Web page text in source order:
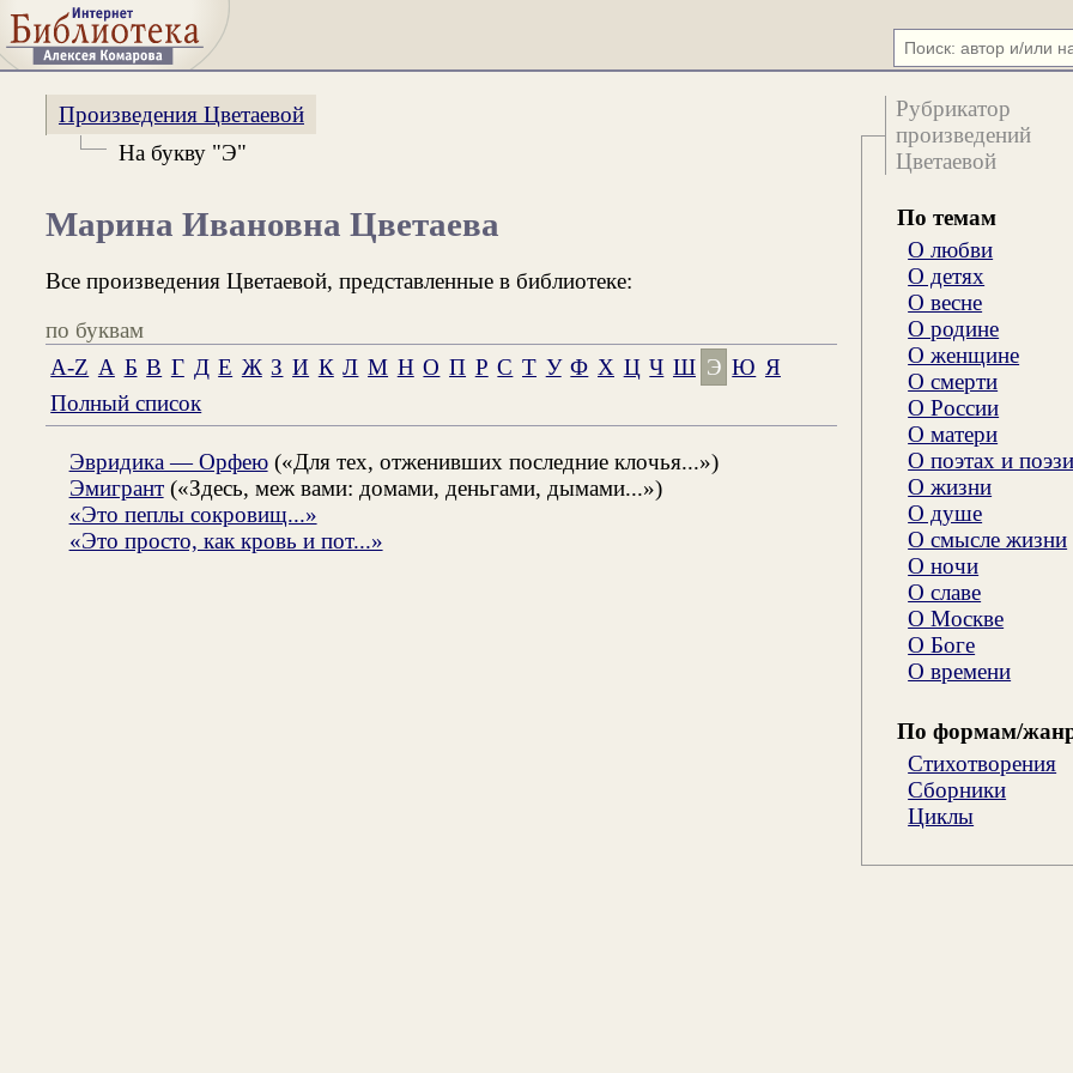
Рубрикатор
произведений
Цветаевой
По темам
О любви
О детях
О весне
О родине
О женщине
О смерти
О России
О матери
О поэтах и
О жизни
О душе
О смысле жизни
О ночи
О славе
О Москве
О Боге
О времени
По формам/
Стихотворения
Сборники
Циклы
Произведения Цветаевой
На букву "Э"
Марина Ивановна Цветаева
Все произведения Цветаевой, представленные в библиотеке:
по буквам
A-Z А Б В Г Д Е Ж З И К Л М Н О П Р С Т У Ф Х Ц Ч Ш Э Ю Я
Полный список
Эвридика — Орфею(«Для тех, отженивших последние клочья...»)
Эмигрант(«Здесь, меж вами: домами, деньгами, дымами...»)
«Это пеплы сокровищ...»
«Это просто, как кровь и пот...»